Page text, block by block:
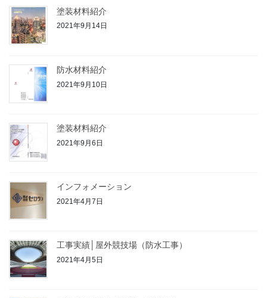
塗装材料紹介
2021年9月14日
防水材料紹介
2021年9月10日
塗装材料紹介
2021年9月6日
インフォメーション
2021年4月7日
工事実績│屋外競技場（防水工事）
2021年4月5日